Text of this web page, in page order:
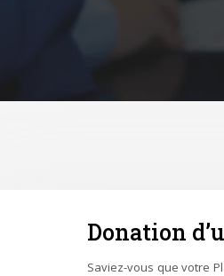
Donation
Saviez-vous que votre